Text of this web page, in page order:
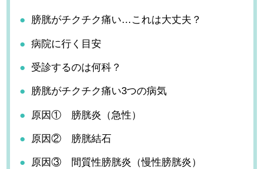
膀胱がチクチク痛い…これは大丈夫？
病院に行く目安
受診するのは何科？
膀胱がチクチク痛い3つの病気
原因① 膀胱炎（急性）
原因② 膀胱結石
原因③ 間質性膀胱炎（慢性膀胱炎）